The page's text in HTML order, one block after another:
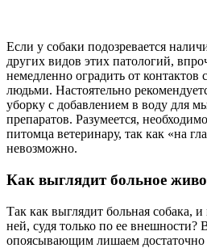
Если у собаки подозревается
других видов этих патологий,
немедленно оградить от контактов
людьми. Настоятельно
уборку с добавлением в воду для
препаратов. Разумеется,
питомца ветеринару, так как «на
невозможно.
Как выглядит больное
Так как выглядит больная собака,
ней, судя только по ее внешности?
опоясывающим лишаем достаточно